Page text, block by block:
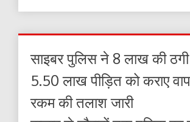
साइबर पुलिस ने 8 लाख की
5.50 लाख पीड़ित को कराए
रकम की तलाश जारी